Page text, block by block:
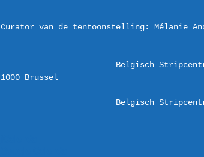
Curator van de tentoonstelling: Mélanie
Belgisch
Belgisch